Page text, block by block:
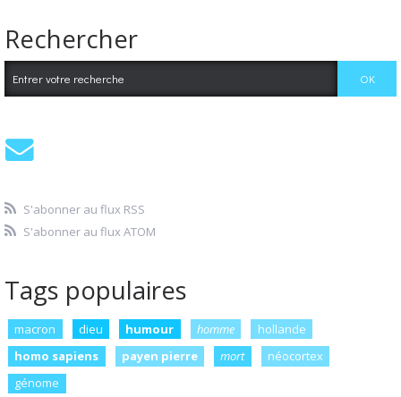
Rechercher
S'abonner au flux RSS
S'abonner au flux ATOM
Tags populaires
macron dieu humour homme
hollande
homo sapiens
payen pierre mort
néocortex
génome